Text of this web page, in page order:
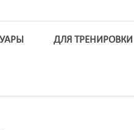
ДЛЯ ТРЕНИРОВКИ